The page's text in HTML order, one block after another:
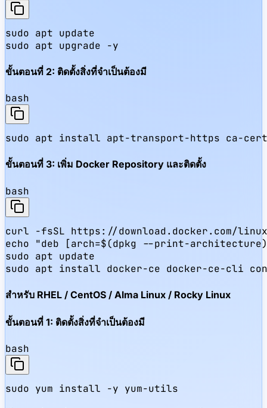
sudo apt update
sudo apt upgrade -y
ขั้นตอนที่ 2: ติดตั้งสิ่งที่จำเป็นต้องมี
bash
sudo apt install apt-transport-https ca-
ขั้นตอนที่ 3: เพิ่ม Docker Repository และติดตั้ง
bash
curl -fsSL https://download.docker.com/
echo "deb [arch=$(dpkg --print-
sudo apt update
sudo apt install docker-ce docker-ce-cli
สำหรับ RHEL / CentOS / Alma Linux / Rocky Linux
ขั้นตอนที่ 1: ติดตั้งสิ่งที่จำเป็นต้องมี
bash
sudo yum install -y yum-utils